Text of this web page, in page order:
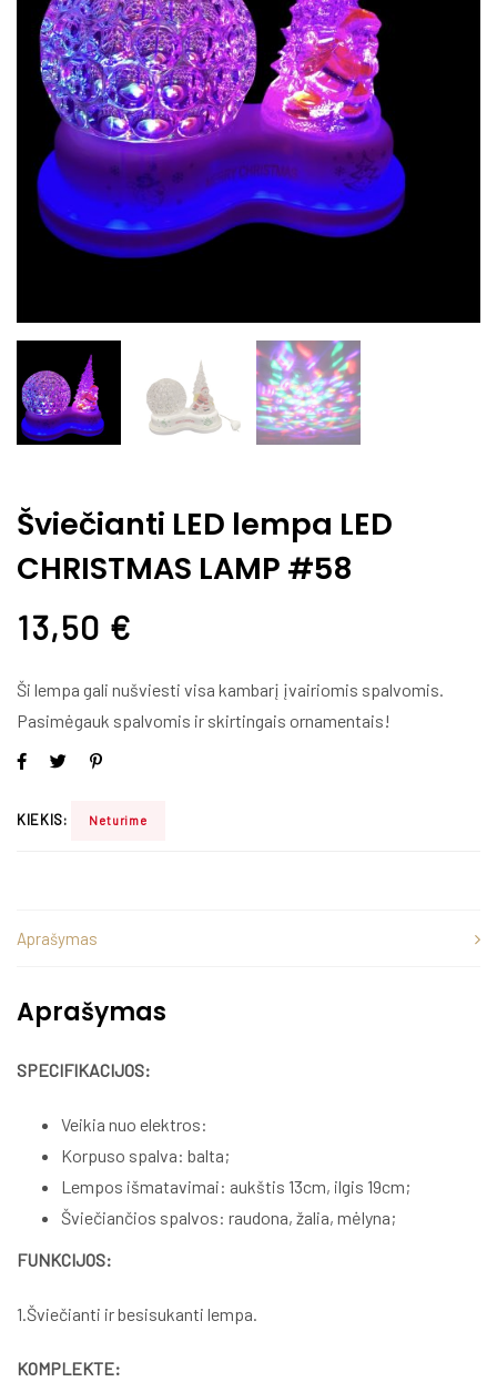
Šviečianti LED lempa LED
CHRISTMAS LAMP #58
13,50 €
Ši lempa gali nušviesti visa kambarį įvairiomis spalvomis.
Pasimėgauk spalvomis ir skirtingais ornamentais!
KIEKIS: Neturime
Aprašymas
Aprašymas
SPECIFIKACIJOS:
Veikia nuo elektros:
Korpuso spalva: balta;
Lempos išmatavimai: aukštis 13cm, ilgis 19cm;
Šviečiančios spalvos: raudona, žalia, mėlyna;
FUNKCIJOS:
1.Šviečianti ir besisukanti lempa.
KOMPLEKTE: